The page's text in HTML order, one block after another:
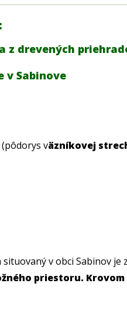
z drevených
v Sabinove
(pôdorys väzníkovej
v obci Sabinov je
priestoru.